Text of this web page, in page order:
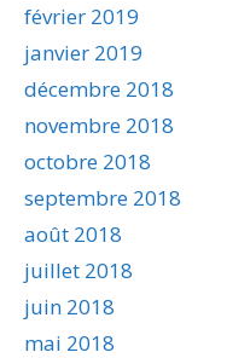
février 2019
janvier 2019
décembre 2018
novembre 2018
octobre 2018
septembre 2018
août 2018
juillet 2018
juin 2018
mai 2018